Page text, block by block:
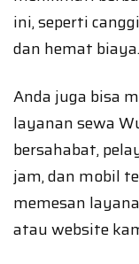
ini, seperti
dan hemat biaya.
Anda juga bisa
layanan sewa
bersahabat,
jam, dan mobil
memesan
atau website